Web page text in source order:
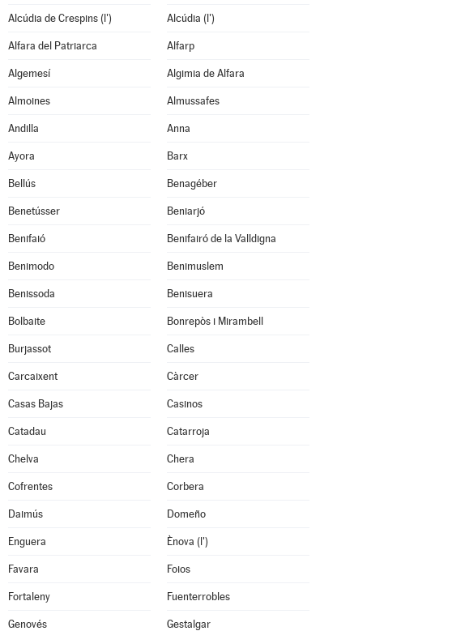
Alcúdia de Crespins (l') Alcúdia (l')
Alfara del Patriarca Alfarp
Algemesí Algimia de Alfara
Almoines Almussafes
Andilla Anna
Ayora Barx
Bellús Benagéber
Benetússer Beniarjó
Benifaió Benifairó de la Valldigna
Benimodo Benimuslem
Benissoda Benisuera
Bolbaite Bonrepòs i Mirambell
Burjassot Calles
Carcaixent Càrcer
Casas Bajas Casinos
Catadau Catarroja
Chelva Chera
Cofrentes Corbera
Daimús Domeño
Enguera Ènova (l')
Favara Foios
Fortaleny Fuenterrobles
Genovés Gestalgar